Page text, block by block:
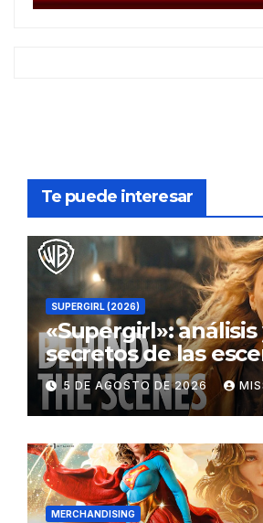
Te puede interesar
SUPERGIRL (2026)
«Supergirl»: análisis
secretos de las
lucha
5 DE AGOSTO DE 2026
MERCHANDISING